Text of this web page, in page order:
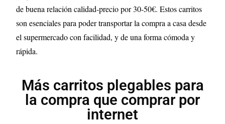
de buena relación calidad-precio por 30-50€. Estos carritos
son esenciales para poder transportar la compra a casa desde
el supermercado con facilidad, y de una forma cómoda y
rápida.
Más carritos plegables para
la compra que comprar por
internet